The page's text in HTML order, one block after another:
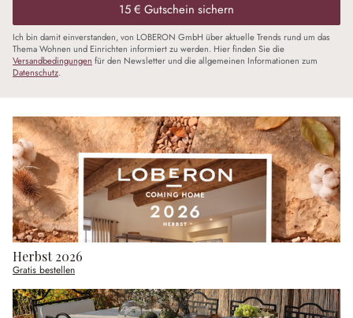
15 € Gutschein sichern
Ich bin damit einverstanden, von LOBERON GmbH über aktuelle Trends rund um das
Thema Wohnen und Einrichten informiert zu werden. Hier finden Sie die
Versandbedingungen für den Newsletter und die allgemeinen Informationen zum
Datenschutz.
Herbst 2026
Gratis bestellen